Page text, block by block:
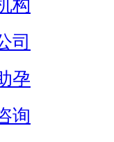
构
司
孕
询